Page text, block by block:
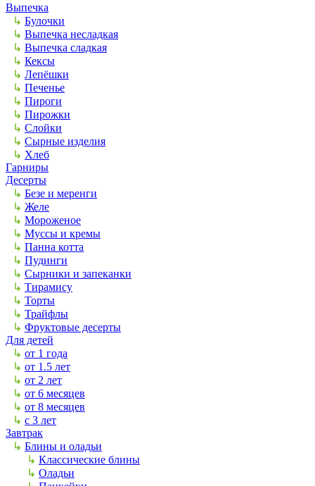
Выпечка
↳ Булочки
↳ Выпечка несладкая
↳ Выпечка сладкая
↳ Кексы
↳ Лепёшки
↳ Печенье
↳ Пироги
↳ Пирожки
↳ Слойки
↳ Сырные изделия
↳ Хлеб
Гарниры
Десерты
↳ Безе и меренги
↳ Желе
↳ Мороженое
↳ Муссы и кремы
↳ Панна котта
↳ Пудинги
↳ Сырники и запеканки
↳ Тирамису
↳ Торты
↳ Трайфлы
↳ Фруктовые десерты
Для детей
↳ от 1 года
↳ от 1.5 лет
↳ от 2 лет
↳ от 6 месяцев
↳ от 8 месяцев
↳ с 3 лет
Завтрак
↳ Блины и оладьи
↳ Классические блины
↳ Оладьи